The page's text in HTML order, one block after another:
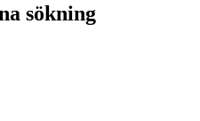
sökning